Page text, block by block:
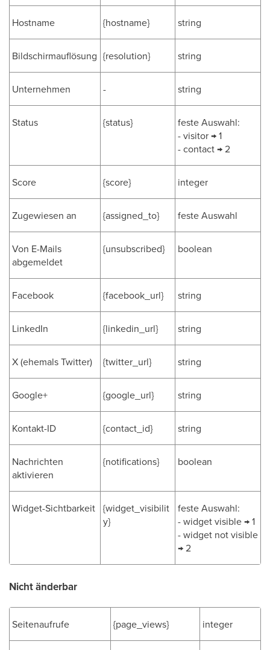
Hostname {hostname} string
Bildschirmauflösung {resolution} string
Unternehmen - string
Status {status}
feste Auswahl:
- visitor → 1
- contact → 2
Score {score} integer
Zugewiesen an {assigned_to} feste Auswahl
Von E-Mails
abgemeldet
{unsubscribed} boolean
Facebook {facebook_url} string
LinkedIn {linkedin_url} string
X (ehemals Twitter) {twitter_url} string
Google+ {google_url} string
Kontakt-ID {contact_id} string
Nachrichten
aktivieren
{notifications} boolean
Widget-Sichtbarkeit {widget_visibilit
y}
feste Auswahl:
- widget visible → 1
- widget not visible
→ 2
Nicht änderbar
Seitenaufrufe {page_views} integer